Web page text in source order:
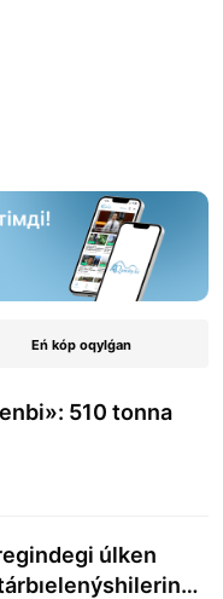
Eń kóp oqylǵan
510 tonna
úlken